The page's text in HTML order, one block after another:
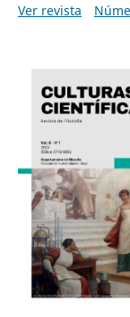
Ver revista